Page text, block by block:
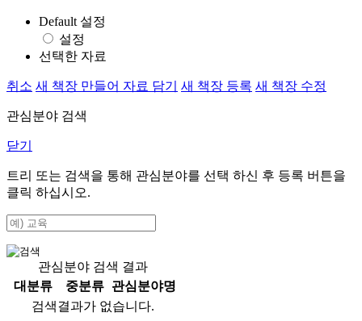
Default 설정
설정
선택한 자료
취소 새 책장 만들어 자료 담기 새 책장 등록 새 책장 수정
관심분야 검색
닫기
트리 또는 검색을 통해 관심분야를 선택 하신 후 등록 버튼을
클릭 하십시오.
관심분야 검색 결과
대분류
중분류
관심분야명
검색결과가 없습니다.